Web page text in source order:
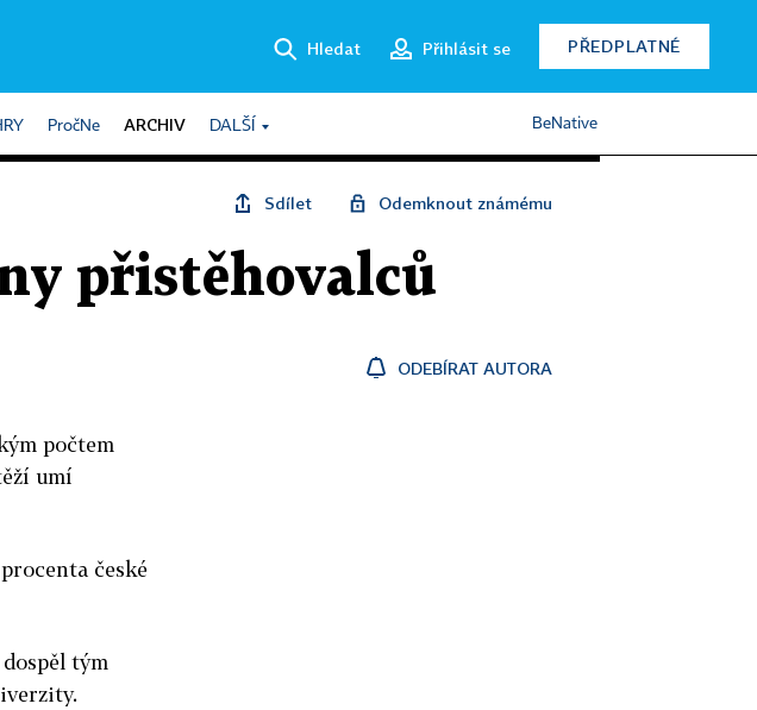
Hledat Přihlásit se PŘEDPLATNÉ
PročNe ARCHIV DALŠÍ BeNative
Sdílet Odemknout známému
přistěhovalců
ODEBÍRAT AUTORA
počtem
umí
české
tým